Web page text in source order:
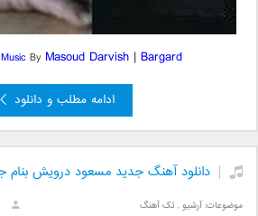
By Masoud Darvish| Bargard
ادامه مطلب و دانلود
دانلود آهنگ جدید مسعود درویش
موضوعات:آرشیو ,تک آهنگ